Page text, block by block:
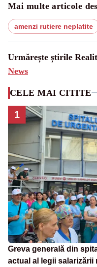
Mai multe articole
amenzi rutiere neplatite
Urmărește știrile
News
CELE MAI CITITE
1
Greva generală din
actual al legii salarizării